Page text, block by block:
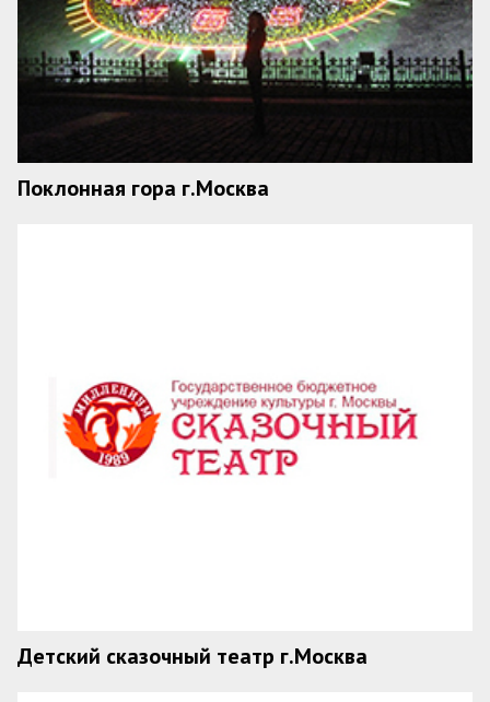
Поклонная гора г.Москва
Детский сказочный театр г.Москва